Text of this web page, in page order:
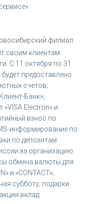
филиал
своим клиентам
С 11 октября по 31
предоставлено
счетов;
Банк»;
Electron» и
взнос по
информирование по
по депозитам
за организацию
обмена валюты для
и «CONTACT»;
субботу; подарки
вклад